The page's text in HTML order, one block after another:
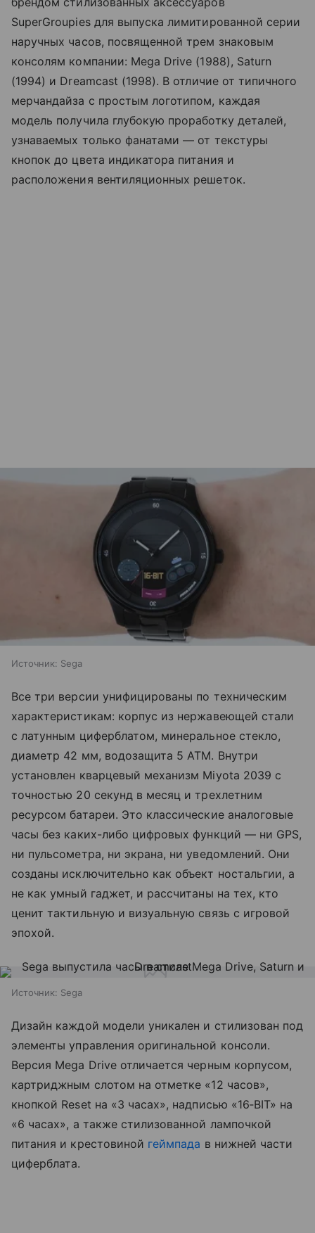
SuperGroupies для выпуска лимитированной серии
наручных часов, посвященной трем знаковым
консолям компании: Mega Drive (1988), Saturn
(1994) и Dreamcast (1998). В отличие от типичного
мерчандайза с простым логотипом, каждая
модель получила глубокую проработку деталей,
узнаваемых только фанатами — от текстуры
кнопок до цвета индикатора питания и
расположения вентиляционных решеток.
Источник: Sega
Все три версии унифицированы по техническим
характеристикам: корпус из нержавеющей стали
с латунным циферблатом, минеральное стекло,
диаметр 42 мм, водозащита 5 ATM. Внутри
установлен кварцевый механизм Miyota 2039 с
точностью 20 секунд в месяц и трехлетним
ресурсом батареи. Это классические аналоговые
часы без каких-либо цифровых функций — ни GPS,
ни пульсометра, ни экрана, ни уведомлений. Они
созданы исключительно как объект ностальгии, а
не как умный гаджет, и рассчитаны на тех, кто
ценит тактильную и визуальную связь с игровой
эпохой.
Источник: Sega
Дизайн каждой модели уникален и стилизован под
элементы управления оригинальной консоли.
Версия Mega Drive отличается черным корпусом,
картриджным слотом на отметке «12 часов»,
кнопкой Reset на «3 часах», надписью «16‑BIT» на
«6 часах», а также стилизованной лампочкой
питания и крестовиной геймпада в нижней части
циферблата.